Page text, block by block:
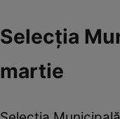
Selecţia
martie